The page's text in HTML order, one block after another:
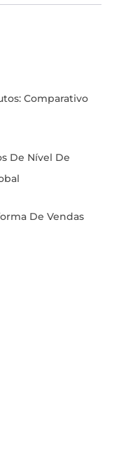
Comparativo
De Nível De
De Vendas